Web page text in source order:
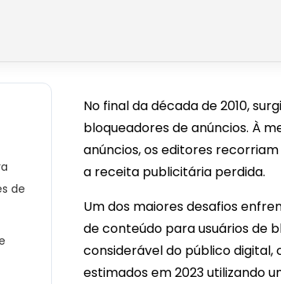
de
No final da década de 2010,
bloqueadores de anúncios. À
anúncios, os editores
a receita publicitária perdida.
Um dos maiores desafios
de conteúdo para usuários de
considerável do público digital,
estimados em 2023 utilizando